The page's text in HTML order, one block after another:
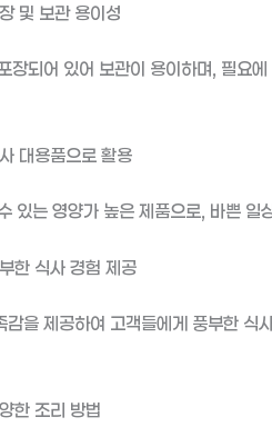
및 보관 용이성
장되어 있어 보관이 용이하며, 필요
대용품으로 활용
있는 영양가 높은 제품으로, 바쁜 일
한 식사 경험 제공
감을 제공하여 고객들에게 풍부한 식
한 조리 방법